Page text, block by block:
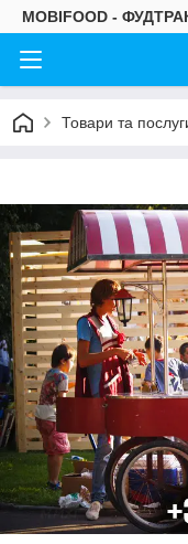
MOBIFOOD -
Товари та